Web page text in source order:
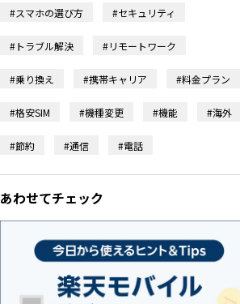
#スマホの選び方 #セキュリティ
#トラブル解決 #リモートワーク
#乗り換え #携帯キャリア #料金プラン
#格安SIM #機種変更 #機能 #海外
#節約 #通信 #電話
あわせてチェック